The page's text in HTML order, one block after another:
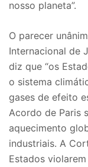
nosso planeta”.
O parecer
Internacional de
diz que “os
o sistema
gases de efeito
Acordo de Paris
aquecimento
industriais. A
Estados